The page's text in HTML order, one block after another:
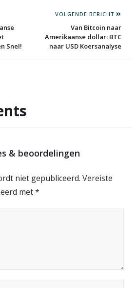
Snel!
VOLGENDE BERICHT
Van Bitcoin naar
Amerikaanse dollar: BTC
naar USD Koersanalyse
& beoordelingen
niet gepubliceerd. Vereiste
met*